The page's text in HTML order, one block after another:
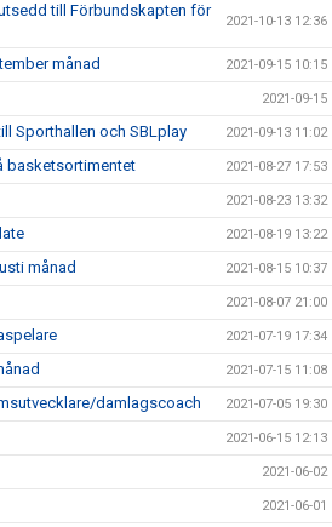
till Förbundskapten för
2021-10-13 12:36
månad 2021-09-15 10:15
2021-09-15
Sporthallen och SBLplay 2021-09-13 11:02
basketsortimentet 2021-08-27 17:53
2021-08-23 13:32
2021-08-19 13:22
månad 2021-08-15 10:37
2021-08-07 21:00
2021-07-19 17:34
2021-07-15 11:08
damlagscoach 2021-07-05 19:30
2021-06-15 12:13
2021-06-02
2021-06-01